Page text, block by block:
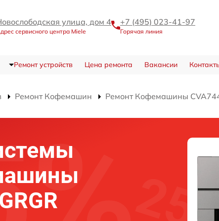
улица, дом 4
сервисного центра Miele
+7 (495) 023-41-97
Горячая линия
Ремонт устройств Цена ремонта Вакансии
Ремонт Кофемашин Ремонт Кофемашины